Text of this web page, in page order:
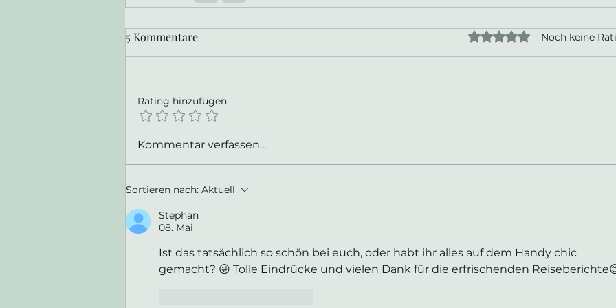
5 Kommentare Mit 0 von 5 Sternen
Noch keine
Rating hinzufügen
Kommentar verfassen...
Sortieren nach: Aktuell
Stephan
08. Mai
Ist das tatsächlich so schön bei euch, oder habt ihr alles auf dem Handy chic
gemacht? 😜 Tolle Eindrücke und vielen Dank für die erfrischenden